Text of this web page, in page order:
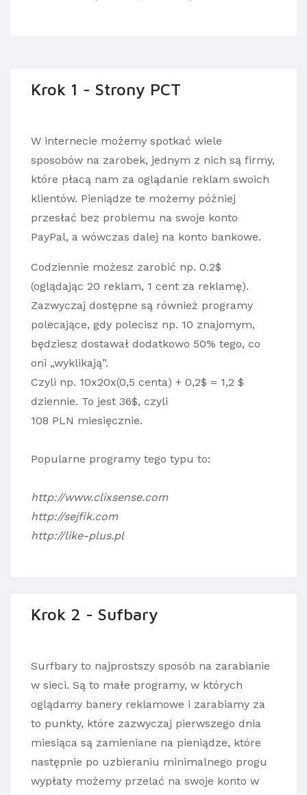
Krok 1 - Strony PCT
W internecie możemy spotkać wiele
sposobów na zarobek, jednym z nich są firmy,
które płacą nam za oglądanie reklam swoich
klientów. Pieniądze te możemy później
przesłać bez problemu na swoje konto
PayPal, a wówczas dalej na konto bankowe.
Codziennie możesz zarobić np. 0.2$
(oglądając 20 reklam, 1 cent za reklamę).
Zazwyczaj dostępne są również programy
polecające, gdy polecisz np. 10 znajomym,
będziesz dostawał dodatkowo 50% tego, co
oni „wyklikają”.
Czyli np. 10x20x(0,5 centa) + 0,2$ = 1,2 $
dziennie. To jest 36$, czyli
108 PLN miesięcznie.
Popularne programy tego typu to:
http://www.clixsense.com
http://sejfik.com
http://like-plus.pl
Krok 2 - Sufbary
Surfbary to najprostszy sposób na zarabianie
w sieci. Są to małe programy, w których
oglądamy banery reklamowe i zarabiamy za
to punkty, które zazwyczaj pierwszego dnia
miesiąca są zamieniane na pieniądze, które
następnie po uzbieraniu minimalnego progu
wypłaty możemy przelać na swoje konto w